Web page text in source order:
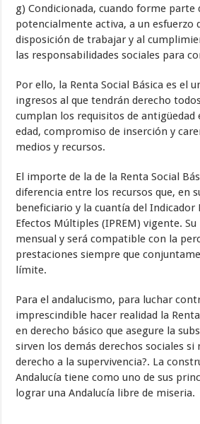
g) Condicionada, cuando forme parte
potencialmente activa, a un esfuerzo
disposición de trabajar y al
las responsabilidades sociales para
Por ello, la Renta Social Básica es el
ingresos al que tendrán derecho
cumplan los requisitos de antigüedad
edad, compromiso de inserción y
medios y recursos.
El importe de la de la Renta Social
diferencia entre los recursos que, en
beneficiario y la cuantía del Indicador
Efectos Múltiples (IPREM) vigente.
mensual y será compatible con la
prestaciones siempre que
límite.
Para el andalucismo, para luchar
imprescindible hacer realidad la
en derecho básico que asegure la
sirven los demás derechos sociales si
derecho a la supervivencia?. La
Andalucía tiene como uno de sus
lograr una Andalucía libre de miseria.